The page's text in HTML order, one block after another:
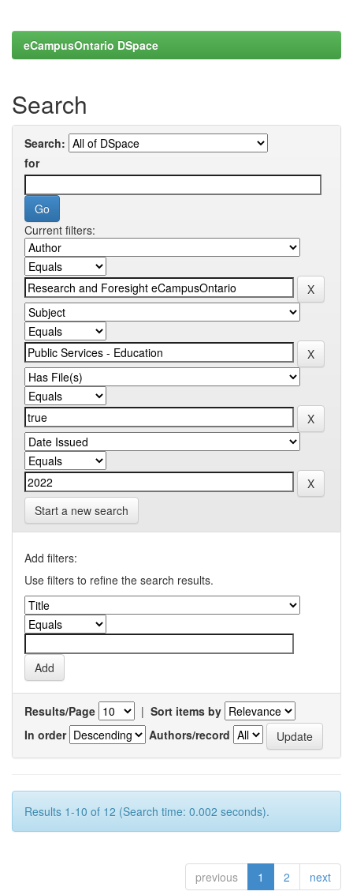
eCampusOntario DSpace
Search
Search:
for
Current filters:
Start a new search
Add filters:
Use filters to refine the search results.
Results/Page | Sort items by
In order
Authors/record
Results 1-10 of 12 (Search time: 0.002 seconds).
previous 1 2 next